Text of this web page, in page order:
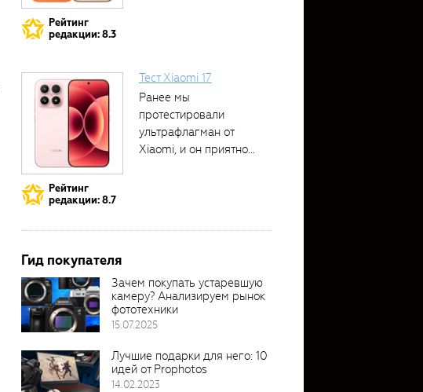
Рейтинг
редакции: 8.3
Рейтинг
редакции: 8.7
Тест Xiaomi 17
Ранее мы
протестировали
ультрафлагман от
Xiaomi, и он приятно
Гид покупателя
Зачем покупать устаревшую
камеру? Анализируем рынок
фототехники
15.07.2025
Лучшие подарки для него: 10
идей от Prophotos
14.02.2023